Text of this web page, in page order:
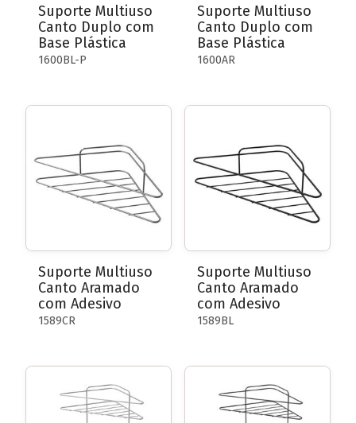
Suporte Multiuso
Canto Duplo com
Base Plástica
1600BL-P
Suporte Multiuso
Canto Duplo com
Base Plástica
1600AR
Suporte Multiuso
Canto Aramado
com Adesivo
1589CR
Suporte Multiuso
Canto Aramado
com Adesivo
1589BL